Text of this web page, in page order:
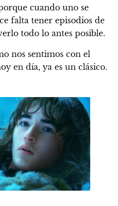
cuando uno se
falta tener episodios de
todo lo antes posible.
nos sentimos con el
en día, ya es un clásico.